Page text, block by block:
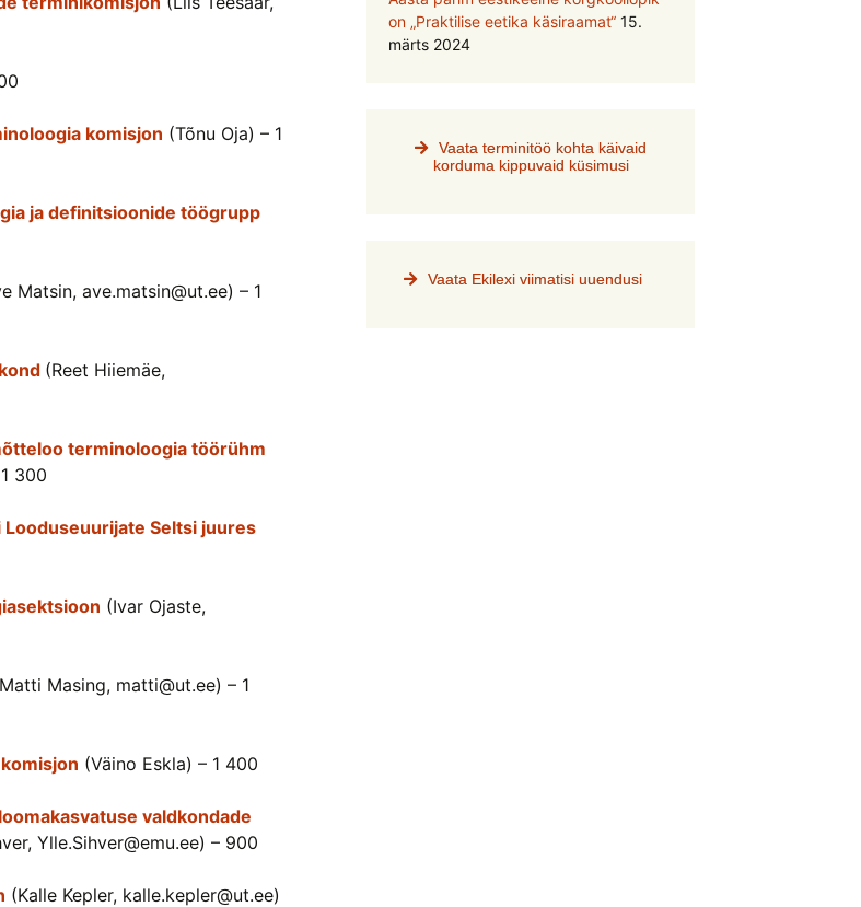
komisjon (Tõnu Oja) – 1
ja definitsioonide töögrupp
Matsin, ave.matsin@ut.ee) – 1
(Reet Hiiemäe,
terminoloogia töörühm
300
Seltsi juures
(Ivar Ojaste,
Masing, matti@ut.ee) – 1
(Väino Eskla) – 1 400
valdkondade
Ylle.Sihver@emu.ee) – 900
(Kalle Kepler, kalle.kepler@ut.ee)
on „Praktilise eetika käsiraamat“ 15.
märts 2024
Vaata terminitöö kohta käivaid
korduma kippuvaid küsimusi
Vaata Ekilexi viimatisi uuendusi